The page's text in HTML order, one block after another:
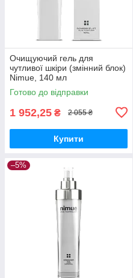
Очищуючий гель для
чутливої шкіри (змінний блок)
Nimue, 140 мл
Готово до відправки
1 952,25 ₴ 2 055 ₴
Купити
–5%